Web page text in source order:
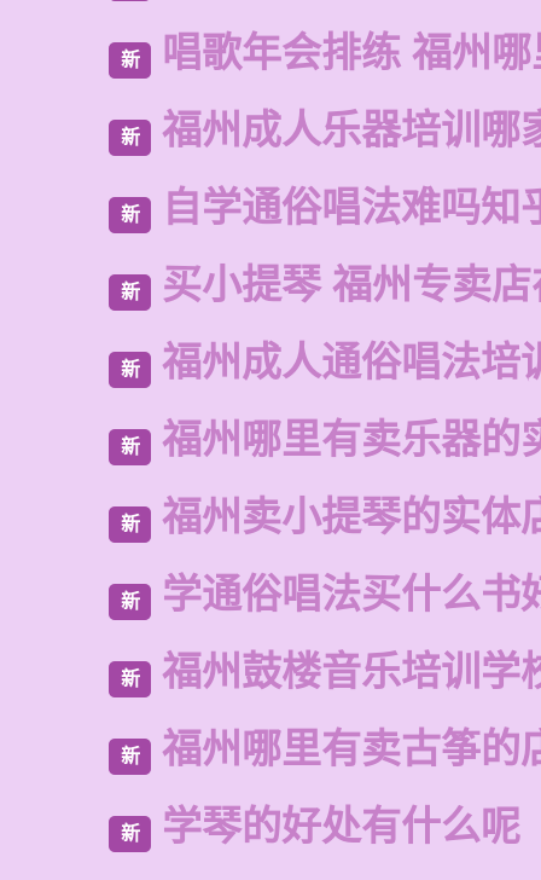
新 唱歌年会排练 福州
新 福州成人乐器培训哪
新 自学通俗唱法难吗知
新 买小提琴 福州专卖
新 福州成人通俗唱法培
新 福州哪里有卖乐器的
新 福州卖小提琴的实体
新 学通俗唱法买什么书
新 福州鼓楼音乐培训学
新 福州哪里有卖古筝的
新 学琴的好处有什么呢